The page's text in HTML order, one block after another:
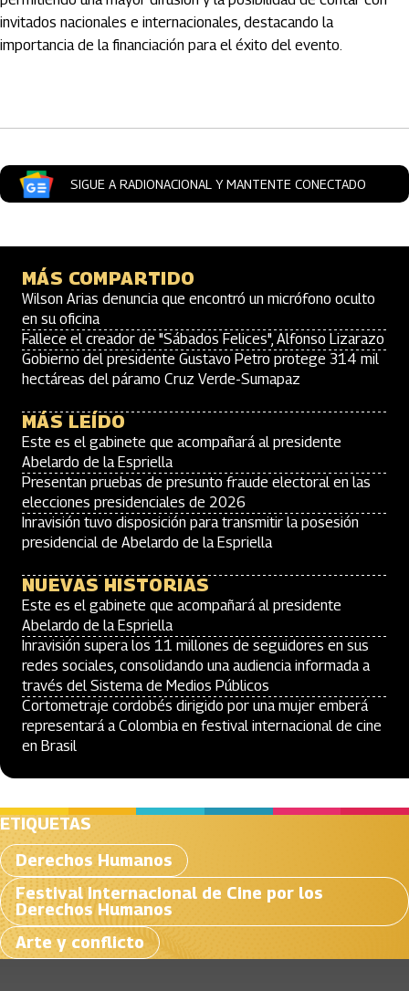
invitados nacionales e internacionales, destacando la
importancia de la financiación para el éxito del evento.
SIGUE A RADIONACIONAL Y MANTENTE CONECTADO
MÁS COMPARTIDO
Wilson Arias denuncia que encontró un micrófono oculto
en su oficina
Fallece el creador de "Sábados Felices", Alfonso Lizarazo
Gobierno del presidente Gustavo Petro protege 314 mil
hectáreas del páramo Cruz Verde-Sumapaz
MÁS LEÍDO
Este es el gabinete que acompañará al presidente
Abelardo de la Espriella
Presentan pruebas de presunto fraude electoral en las
elecciones presidenciales de 2026
Inravisión tuvo disposición para transmitir la posesión
presidencial de Abelardo de la Espriella
NUEVAS HISTORIAS
Este es el gabinete que acompañará al presidente
Abelardo de la Espriella
Inravisión supera los 11 millones de seguidores en sus
redes sociales, consolidando una audiencia informada a
través del Sistema de Medios Públicos
Cortometraje cordobés dirigido por una mujer emberá
representará a Colombia en festival internacional de cine
en Brasil
ETIQUETAS
Derechos Humanos
Festival Internacional de Cine por los
Derechos Humanos
Arte y conflicto